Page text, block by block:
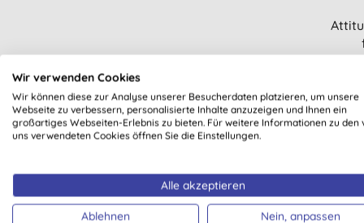
Wir verwenden Cookies
Wir können diese zur Analyse unserer Besucherdaten platzieren, um unsere
Webseite zu verbessern, personalisierte Inhalte anzuzeigen und Ihnen ein
großartiges Webseiten-Erlebnis zu bieten. Für weitere Informationen zu den
uns verwendeten Cookies öffnen Sie die Einstellungen.
Alle akzeptieren
Ablehnen Nein, anpassen